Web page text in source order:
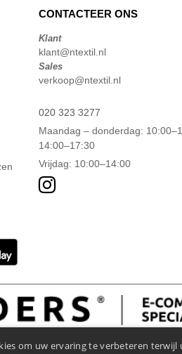
CONTACTEER ONS
Klant
klant@ntextil.nl
Sales
verkoop@ntextil.nl
020 323 3277
Maandag – donderdag:
14:00–17:30
Vrijdag: 10:00–14:00
om uw ervaring te verbeteren